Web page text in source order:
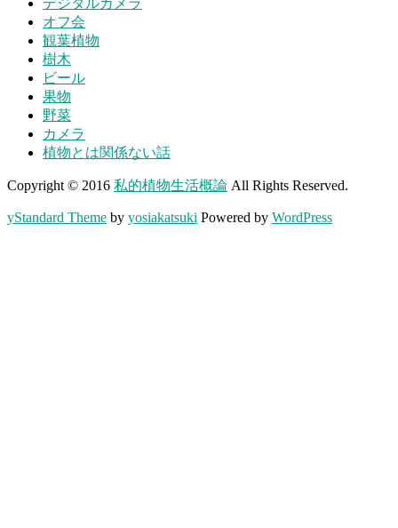
オフ会
観葉植物
樹木
ビール
果物
野菜
カメラ
植物とは関係ない話
Copyright © 2016 私的植物生活概論 All Rights Reserved.
yStandard Theme by yosiakatsuki Powered by WordPress